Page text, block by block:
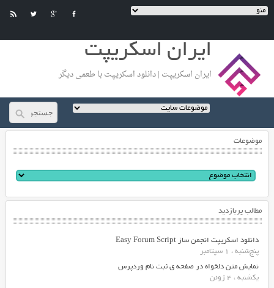
ایران اسکریپت
ایران اسکریپت | دانلود اسکریپت با طعمی دیگر
موضوعات
مطالب پربازدید
دانلود اسکریپت انجمن ساز Easy Forum Script
پنج‌شنبه ، 1 سپتامبر
نمایش متن دلخواه در صفحه ی ثبت نام وردپرس
یکشنبه ، 4 ژوئن